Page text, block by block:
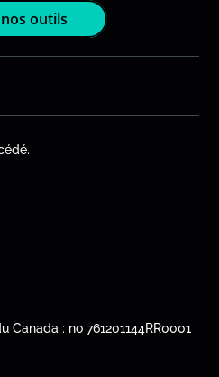
outils
Canada : no761201144RR0001